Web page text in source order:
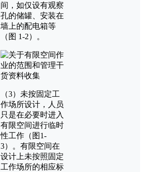
间，如仅设有观察
孔的储罐、安装在
墙上的配电箱等
（图 1-2）。
（3）未按固定工
作场所设计，人员
只是在必要时进入
有限空间进行临时
性工作（图1-
3）。有限空间在
设计上未按照固定
工作场所的相应标